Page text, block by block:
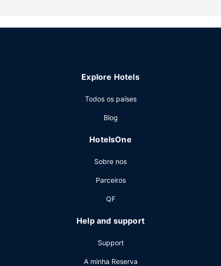
Explore Hotels
Todos os países
Blog
HotelsOne
Sobre nos
Parceiros
QF
Help and support
Support
A minha Reserva